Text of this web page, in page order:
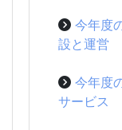
今年度
設と運営
今年度
サービス